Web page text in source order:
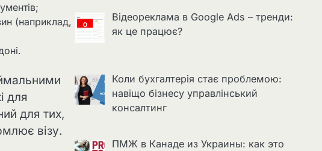
(наприклад,
для
для тих,
візу.
Відеореклама в Google Ads – тренди:
як це працює?
Коли бухгалтерія стає проблемою:
навіщо бізнесу управлінський
консалтинг
ПМЖ в Канаде из Украины: как это